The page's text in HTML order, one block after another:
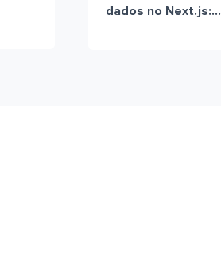
dados no Next.js:...